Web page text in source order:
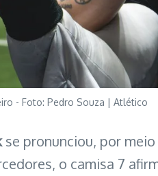
- Foto: Pedro Souza | Atlético
se pronunciou, por meio
o camisa 7